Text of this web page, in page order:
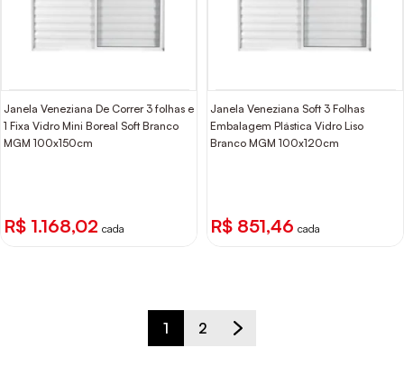
Janela Veneziana De Correr 3 folhas e
1 Fixa Vidro Mini Boreal Soft Branco
MGM 100x150cm
R$ 1.168,02 cada
Janela Veneziana Soft 3 Folhas
Embalagem Plástica Vidro Liso
Branco MGM 100x120cm
R$ 851,46 cada
1 2